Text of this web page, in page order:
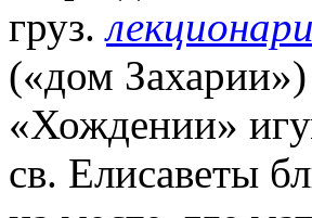
груз.
(«дом Захарии»)
«Хождении»
св. Елисаветы